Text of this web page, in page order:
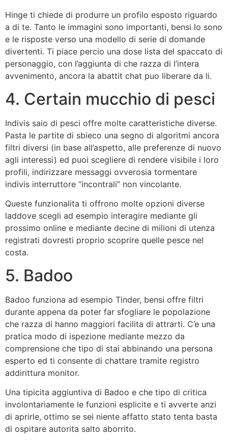
Hinge ti chiede di produrre un profilo esposto riguardo
a di te. Tanto le immagini sono importanti, bensi lo sono
e le risposte verso una modello di serie di domande
divertenti. Ti piace percio una dose lista del spaccato di
personaggio, con l’aggiunta di che razza di l’intera
avvenimento, ancora la abattit chat puo liberare da li.
4. Certain mucchio di pesci
Indivis saio di pesci offre molte caratteristiche diverse.
Pasta le partite di sbieco una segno di algoritmi ancora
filtri diversi (in base all’aspetto, alle preferenze di nuovo
agli interessi) ed puoi scegliere di rendere visibile i loro
profili, indirizzare messaggi ovverosia tormentare
indivis interruttore “incontrali” non vincolante.
Queste funzionalita ti offrono molte opzioni diverse
laddove scegli ad esempio interagire mediante gli
prossimo online e mediante decine di milioni di utenza
registrati dovresti proprio scoprire quelle pesce nel
costa.
5. Badoo
Badoo funziona ad esempio Tinder, bensi offre filtri
durante appena da poter far sfogliare le popolazione
che razza di hanno maggiori facilita di attrarti. C’e una
pratica modo di ispezione mediante mezzo da
comprensione che tipo di stai abbinando una persona
esperto ed ti consente di chattare tramite registro
addirittura monitor.
Una tipicita aggiuntiva di Badoo e che tipo di critica
involontariamente le funzioni esplicite e ti avverte anzi
di aprirle, ottimo se sei niente affatto stato tenta basta
di ospitare autorita salto aborrito.